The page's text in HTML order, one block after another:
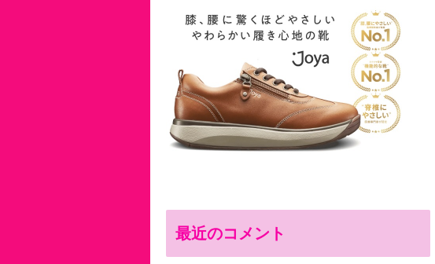
最近のコメント